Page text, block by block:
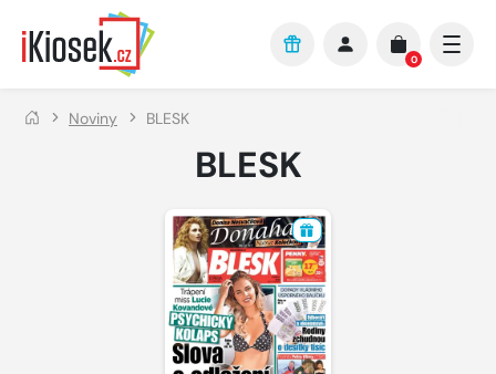
Přejít na hlavní obsah
0
Noviny BLESK
BLESK